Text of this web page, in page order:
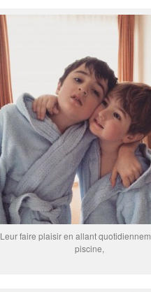
Leur faire plaisir en allant
piscine,